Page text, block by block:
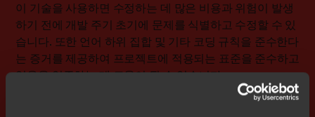
이 기술을 사용하면 수정하는 데 많은 비용과 위험이 발생
하기 전에 개발 주기 초기에 문제를 식별하고 수정할 수 있
습니다. 또한 언어 하위 집합 및 기타 코딩 규칙을 준수한다
는 증거를 제공하여 프로젝트에 적용되는 표준을 준수하고
있음을 입증하는 데 도움이 될 수 있습니다.